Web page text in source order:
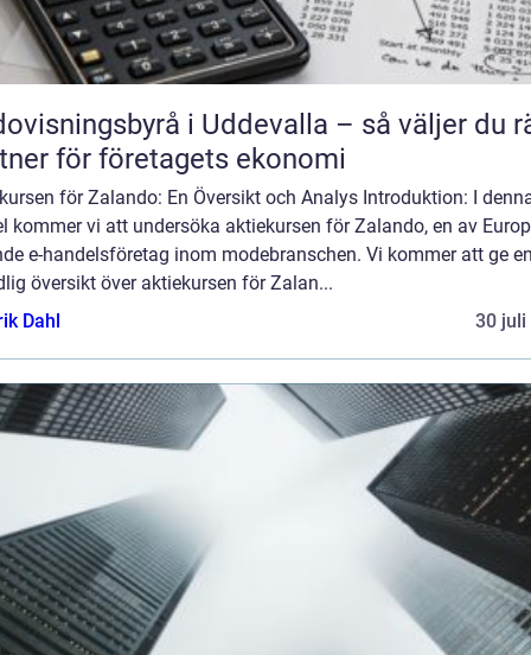
i Uddevalla – så väljer du
för företagets ekonomi
för Zalando: En Översikt och Analys Introduktion: I
kommer vi att undersöka aktiekursen för Zalando, en av
e-handelsföretag inom modebranschen. Vi kommer att ge
översikt över aktiekursen för Zalan...
Dahl
30 juli